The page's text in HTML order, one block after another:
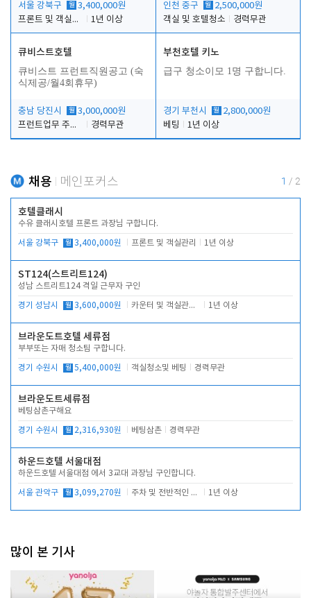
서울 강북구 월 3,400,000원
프론트 및 객실관리
1년 이상
인천 중구 월 2,500,000원
객실 및 호텔청소
경력무관
큐비스트호텔
큐비스트 프런트직원공고 (숙
식제공/월4회휴무)
충남 당진시 월 3,000,000원
프런트업무 주간, 야간
경력무관
부천호텔 키노
급구 청소이모 1명 구합니다.
경기 부천시 월 2,800,000원
베팅
1년 이상
채용 메인포커스 1 / 2
호텔클래시
수유 클래시호텔 프론트 과장님 구합니다.
서울 강북구 월 3,400,000원 프론트 및 객실관리 1년 이상
ST124(스트리트124)
성남 스트리트124 격일 근무자 구인
경기 성남시 월 3,600,000원 카운터 및 객실관리 전반 1년 이상
브라운도트호텔 세류점
부부또는 자매 청소팀 구합니다.
경기 수원시 월 5,400,000원 객실청소및 베팅 경력무관
브라운도트세류점
베팅삼촌구해요
경기 수원시 월 2,316,930원 베팅삼촌 경력무관
하운드호텔 서울대점
하운드호텔 서울대점 에서 3교대 과장님 구인합니다.
서울 관악구 월 3,099,270원 주차 및 전반적인 당번업무 1년 이상
많이 본 기사